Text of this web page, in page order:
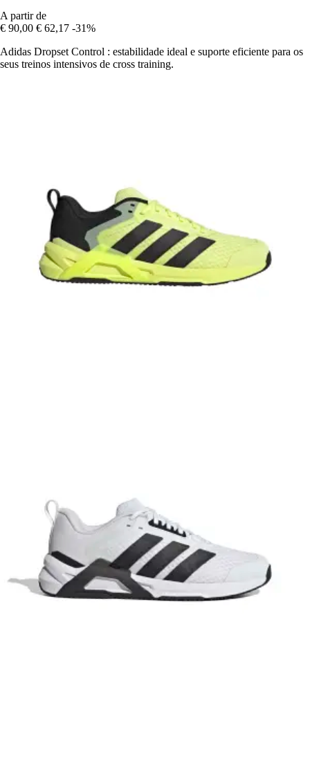
A partir de
€ 90,00 € 62,17 -31%
Adidas Dropset Control : estabilidade ideal e suporte eficiente para os
seus treinos intensivos de cross training.